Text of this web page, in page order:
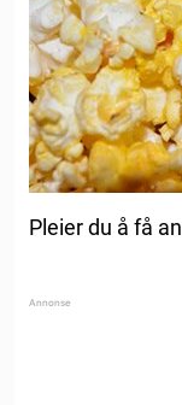
Pleier du å få